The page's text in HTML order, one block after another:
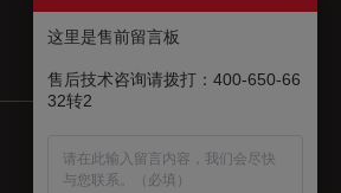
US|zh
这里是售前留言板
售后技术咨询请拨打：400-650-66
32转2